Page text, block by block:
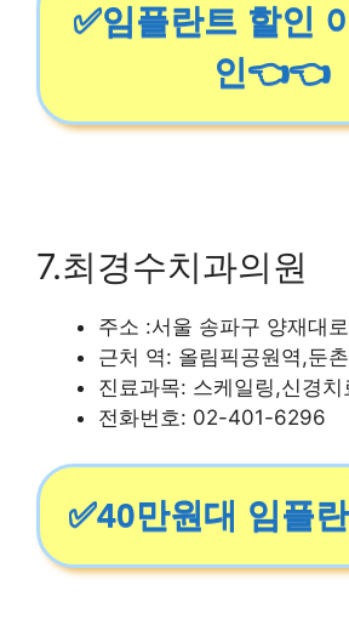
✅임플란트 할인
인👈👈
7.최경수치과의원
주소 :서울 송파구 양재대
근처 역: 올림픽공원역,둔
진료과목: 스케일링,신경치
전화번호: 02-401-6296
✅40만원대 임플